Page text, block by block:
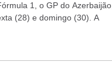
1, o GP do Azerbaijão,
(28) e domingo (30). A